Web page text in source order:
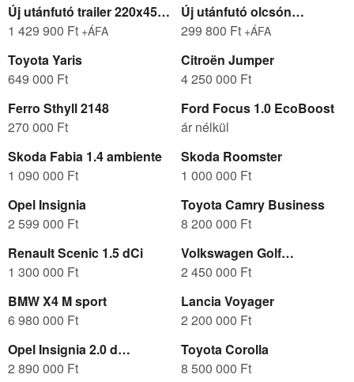
Új utánfutó trailer 220x450
cm
1 429 900 Ft +ÁFA
Új utánfutó olcsón
(100x180 cm)
299 800 Ft +ÁFA
Toyota Yaris
649 000 Ft
Citroën Jumper
4 250 000 Ft
Ferro Sthyll 2148
270 000 Ft
Ford Focus 1.0 EcoBoost
ár nélkül
Skoda Fabia 1.4 ambiente
1 090 000 Ft
Skoda Roomster
1 000 000 Ft
Opel Insignia
2 599 000 Ft
Toyota Camry Business
8 200 000 Ft
Renault Scenic 1.5 dCi
1 300 000 Ft
Volkswagen Golf
Comfortline BMT 1.6 TDI
2 450 000 Ft
BMW X4 M sport
6 980 000 Ft
Lancia Voyager
2 200 000 Ft
Opel Insignia 2.0 d
automata
2 890 000 Ft
Toyota Corolla
8 500 000 Ft